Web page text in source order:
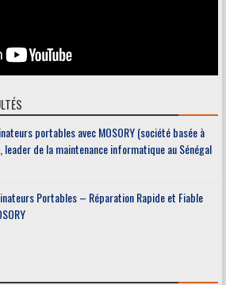
portables avec MOSORY (société basée à
leader de la maintenance informatique au Sénégal
Portables – Réparation Rapide et Fiable